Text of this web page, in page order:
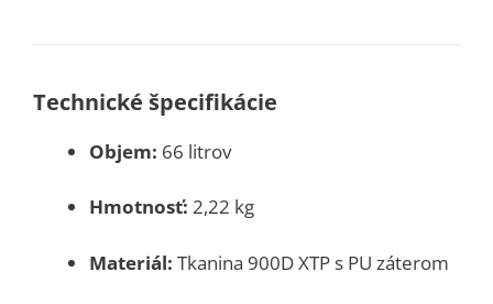
Technické špecifikácie
Objem: 66 litrov
Hmotnosť: 2,22 kg
Materiál: Tkanina 900D XTP s PU záterom